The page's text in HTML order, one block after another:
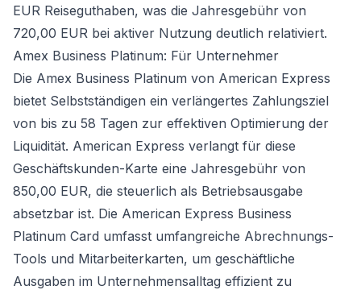
EUR Reiseguthaben, was die Jahresgebühr von
720,00 EUR bei aktiver Nutzung deutlich relativiert.
Amex Business Platinum: Für Unternehmer
Die Amex Business Platinum von American Express
bietet Selbstständigen ein verlängertes Zahlungsziel
von bis zu 58 Tagen zur effektiven Optimierung der
Liquidität. American Express verlangt für diese
Geschäftskunden-Karte eine Jahresgebühr von
850,00 EUR, die steuerlich als Betriebsausgabe
absetzbar ist. Die American Express Business
Platinum Card umfasst umfangreiche Abrechnungs-
Tools und Mitarbeiterkarten, um geschäftliche
Ausgaben im Unternehmensalltag effizient zu